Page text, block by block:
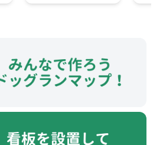
栄養ケア